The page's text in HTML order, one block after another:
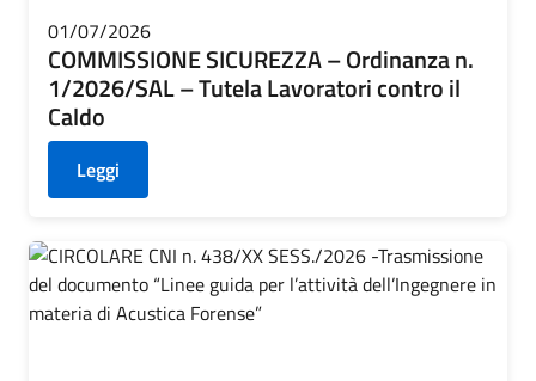
01/07/2026
COMMISSIONE SICUREZZA – Ordinanza n.
1/2026/SAL – Tutela Lavoratori contro il
Caldo
Leggi